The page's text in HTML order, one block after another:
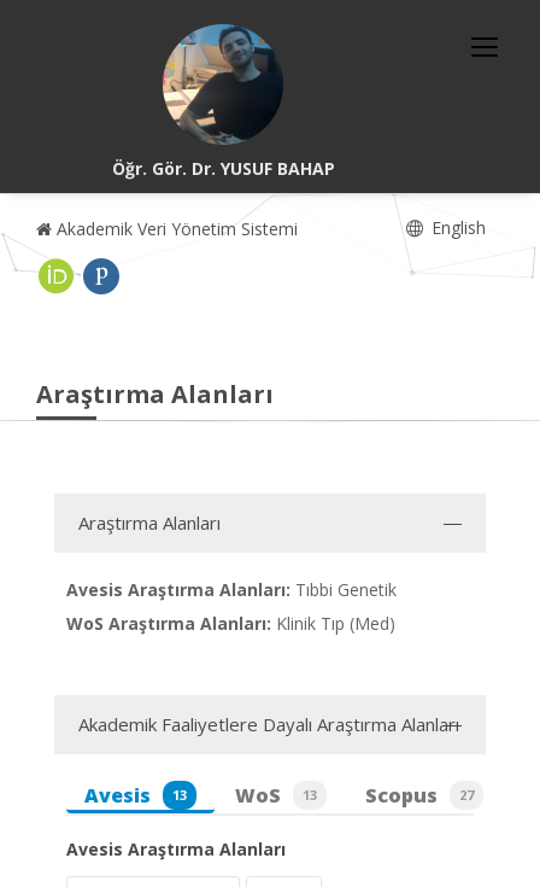
Öğr. Gör. Dr. YUSUF BAHAP
Akademik Veri Yönetim Sistemi English
Araştırma Alanları
Araştırma Alanları
Avesis Araştırma Alanları: Tıbbi Genetik
WoS Araştırma Alanları: Klinik Tıp (Med)
Akademik Faaliyetlere Dayalı Araştırma Alanları
Avesis 13 WoS 13 Scopus 27
Avesis Araştırma Alanları